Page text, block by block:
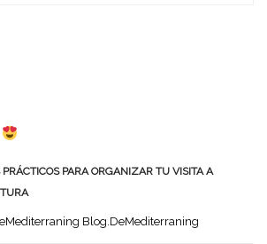
PRÁCTICOS PARA ORGANIZAR TU VISITA A
Blog.DeMediterraning